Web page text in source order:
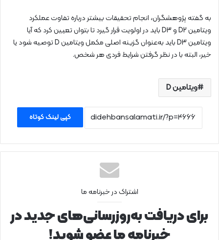
به گفته‌ پژوهشگران، انجام تحقیقات بیشتر درباره‌ تفاوت عملکرد
ویتامین D2 و D3 باید در اولویت قرار گیرد تا بتوان تعیین کرد که آیا
ویتامین D3 باید به‌عنوان گزینه‌ اصلی مکمل ویتامین D توصیه شود یا
خیر، البته با در نظر گرفتن شرایط فردی هر شخص.
ویتامین D
کپی لینک کوتاه
اشتراک در خبرنامه ما
برای دریافت به‌روزرسانی‌های جدید در
خبرنامه ما عضو شوید!